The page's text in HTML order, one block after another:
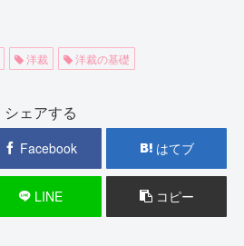
洋裁 洋裁の基礎
シェアする
Facebook はてブ
LINE コピー